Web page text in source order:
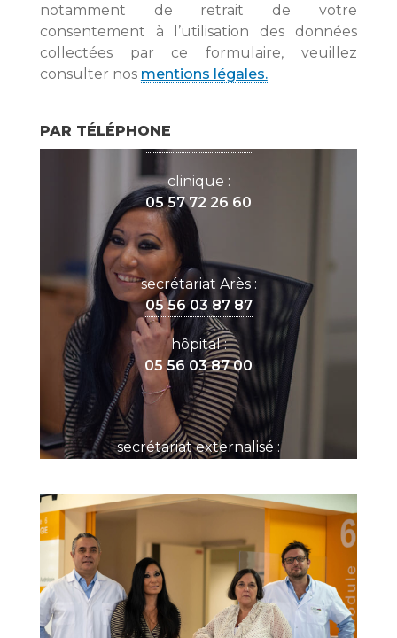
notamment de retrait de votre
consentement à l’utilisation des données
collectées par ce formulaire, veuillez
consulter nos mentions légales.
PAR TÉLÉPHONE
clinique :
05 57 72 26 60
secrétariat Arès :
05 56 03 87 87
hôpital :
05 56 03 87 00
secrétariat externalisé :